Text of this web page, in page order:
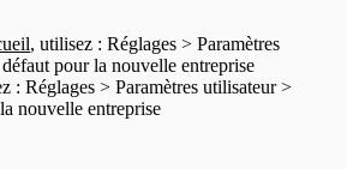
En-têtes T2202
En-têtes T5007
En-têtes T5008
En-têtes T5013
, utilisez : Réglages > Paramètres
pour la nouvelle entreprise
: Réglages > Paramètres utilisateur >
nouvelle entreprise